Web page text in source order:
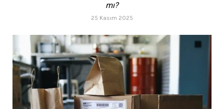
mı?
25 Kasım 2025